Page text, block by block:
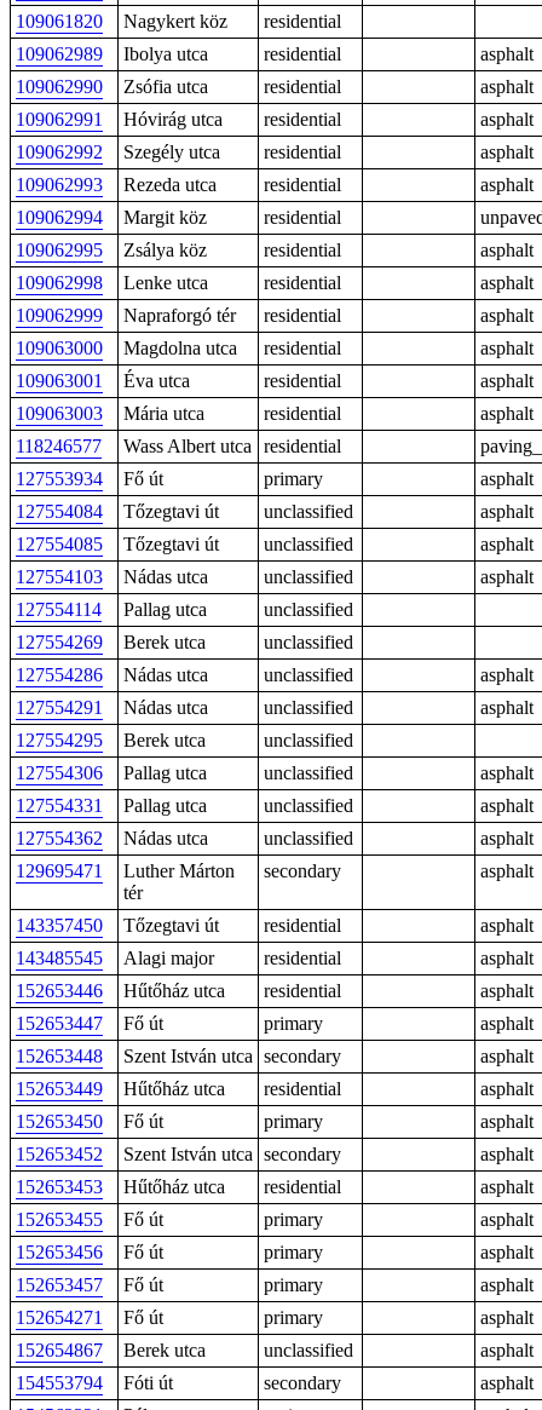
109061820
Nagykert köz
residential
109062989
Ibolya utca residential
asphalt
109062990
Zsófia utca residential
asphalt
109062991
Hóvirág utca residential
asphalt
109062992
Szegély utca residential
asphalt
109062993
Rezeda utca residential
asphalt
109062994
Margit köz residential
109062995
Zsálya köz residential
asphalt
109062998
Lenke utca residential
asphalt
109062999
Napraforgó tér residential
asphalt
109063000
Magdolna utca residential
asphalt
109063001
Éva utca residential
asphalt
109063003
Mária utca residential
asphalt
118246577
Wass Albert utca residential
127553934
Fő út primary
asphalt
127554084
Tőzegtavi út unclassified
asphalt
127554085
Tőzegtavi út unclassified
asphalt
127554103
Nádas utca unclassified
asphalt
127554114
Pallag utca
unclassified
127554269
Berek utca
unclassified
127554286
Nádas utca unclassified
asphalt
127554291
Nádas utca unclassified
asphalt
127554295
Berek utca
unclassified
127554306
Pallag utca unclassified
asphalt
127554331
Pallag utca unclassified
asphalt
127554362
Nádas utca unclassified
asphalt
129695471
Luther Márton
tér
secondary asphalt
143357450 Tőzegtavi út residential
asphalt
143485545
Alagi major residential
asphalt
152653446
Hűtőház utca residential
asphalt
152653447
Fő út primary
asphalt
152653448
Szent István utca secondary
asphalt
152653449
Hűtőház utca residential
asphalt
152653450
Fő út primary
asphalt
152653452
Szent István utca secondary
asphalt
152653453
Hűtőház utca residential
asphalt
152653455
Fő út primary
asphalt
152653456
Fő út primary
asphalt
152653457
Fő út primary
asphalt
152654271
Fő út primary
asphalt
152654867
Berek utca unclassified
asphalt
154553794
Fóti út secondary
asphalt